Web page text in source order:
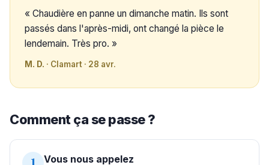
« Chaudière en panne un dimanche matin. Ils sont
passés dans l'après-midi, ont changé la pièce le
lendemain. Très pro. »
M. D. · Clamart · 28 avr.
Comment ça se passe ?
1 Vous nous appelez